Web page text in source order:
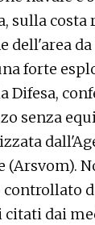
sulla costa
dell'area
forte
senza
dai